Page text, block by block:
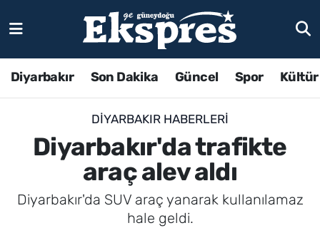
Diyarbakır Son Dakika Güncel Spor
DIYARBAKIR HABERLERI
Diyarbakır'da trafikte
araç alev aldı
Diyarbakır'da SUV araç yanarak kullanılamaz
hale geldi.